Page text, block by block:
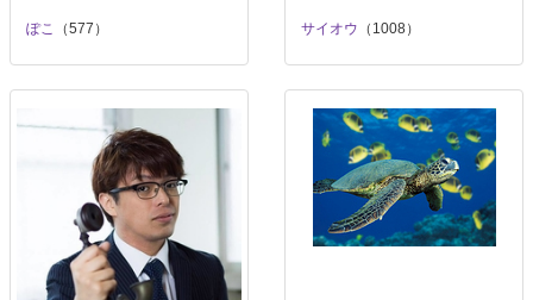
ぽこ （577） サイオウ （1008）